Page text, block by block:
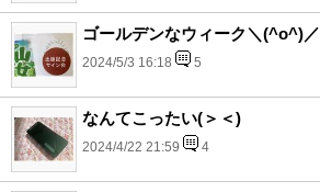
ゴールデンなウィーク＼(^o^)／
2024/5/3 16:18 5
なんてこったい(＞＜)
2024/4/22 21:59 4